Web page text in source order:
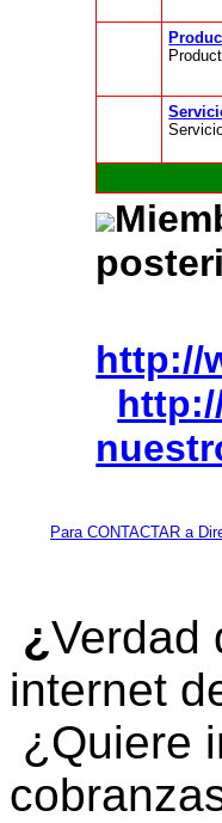
http://
Para CONTACTAR a
¿Verdad
internet
¿Quiere